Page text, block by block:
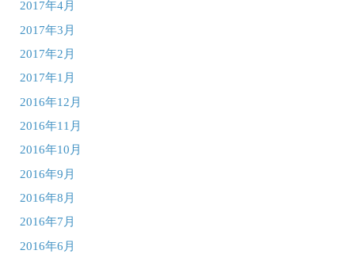
2017年4月
2017年3月
2017年2月
2017年1月
2016年12月
2016年11月
2016年10月
2016年9月
2016年8月
2016年7月
2016年6月